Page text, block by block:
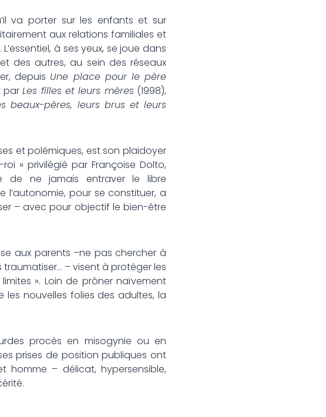
va porter sur les enfants et sur
aux relations familiales et
à ses yeux, se joue dans
des autres, au sein des réseaux
depuis Une place pour le père
parLes filles et leurs mères(1998),
beaux-pères, leurs brus et leurs
et polémiques, est son plaidoyer
» privilégié par Françoise Dolto,
de ne jamais entraver le libre
l’autonomie, pour se constituer, a
– avec pour objectif le bien-être
aux parents –ne pas chercher à
– visent à protéger les
». Loin de prôner naïvement
nouvelles folies des adultes, la
procès en misogynie ou en
prises de position publiques ont
homme – délicat, hypersensible,